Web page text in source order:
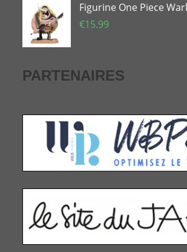
Figurine One Piece
€15.99
PARTENAIRES